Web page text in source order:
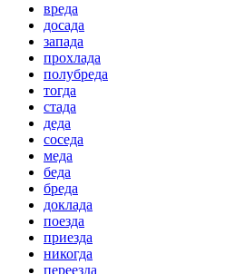
вреда
досада
запада
прохлада
полубреда
тогда
стада
деда
соседа
меда
беда
бреда
доклада
поезда
приезда
никогда
переезда